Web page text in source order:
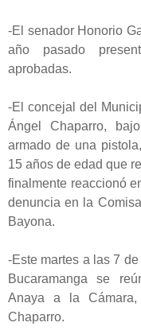
-El senador Honorio
año pasado
aprobadas.
-El concejal del
Ángel Chaparro,
armado de una
15 años de edad que
finalmente reaccionó
denuncia en la
Bayona.
-Este martes a las 7
Bucaramanga se
Anaya a la
Chaparro.